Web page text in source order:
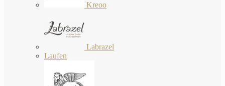
Kreoo
Labrazel
Laufen